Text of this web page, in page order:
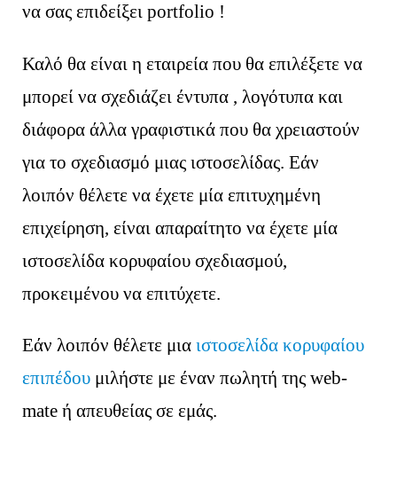
να σας επιδείξει portfolio !
Καλό θα είναι η εταιρεία που θα επιλέξετε να
μπορεί να σχεδιάζει έντυπα , λογότυπα και
διάφορα άλλα γραφιστικά που θα χρειαστούν
για το σχεδιασμό μιας ιστοσελίδας. Εάν
λοιπόν θέλετε να έχετε μία επιτυχημένη
επιχείρηση, είναι απαραίτητο να έχετε μία
ιστοσελίδα κορυφαίου σχεδιασμού,
προκειμένου να επιτύχετε.
Εάν λοιπόν θέλετε μιαιστοσελίδα κορυφαίου
επιπέδου μιλήστε με έναν πωλητή της web-
mate ή απευθείας σε εμάς.